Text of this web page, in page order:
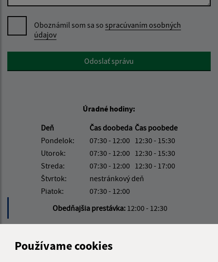
Používame cookies
Oboznámil som sa so spracúvaním osobných
údajov
Google reCaptcha ResponseOdoslať správu
Úradné hodiny:
Deň
Čas doobeda Čas poobede
Pondelok:
07:30 - 12:00 12:30 - 15:30
Utorok:
07:30 - 12:00 12:30 - 15:30
Streda:
07:30 - 12:00 12:30 - 17:00
Štvrtok:
nestránkový deň
Piatok:
07:30 - 12:00
Obedňajšia prestávka: 12:00 - 12:30
Kontakt: